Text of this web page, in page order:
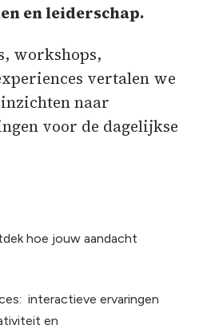
en leiderschap.
workshops,
vertalen we
naar
voor de dagelijkse
hoe jouw aandacht
interactieve ervaringen
en